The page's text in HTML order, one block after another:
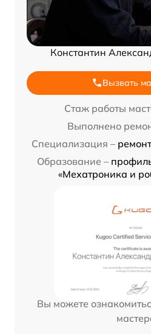
Константин
Вызвать
Стаж работы
Выполнено
Специализация –
Образование –
«Мехатроника и
Вы можете